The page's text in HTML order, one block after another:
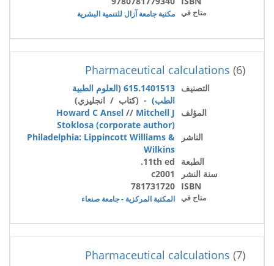
متاح في مكتبة جامعة آزال للتنمية البشرية
(6)
Pharmaceutical calculations
التصنيف
615.1401513 (العلوم الطبية
الطب) - (كتاب / انجليزي)
المؤلف
Howard C Ansel // Mitchell J
Stoklosa (corporate author)
الناشر
Philadelphia: Lippincott Williams &
Wilkins
الطبعة
11th ed.
سنة النشر
c2001
ISBN
781731720
متاح في المكتبة المركزية - جامعة صنعاء
(7)
Pharmaceutical calculations